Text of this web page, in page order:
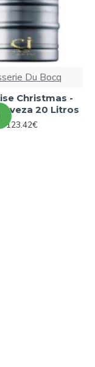
Du Bocq
Christmas -
20 Litros
123.42€